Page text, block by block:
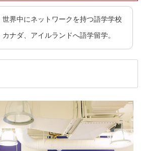
世界中にネットワークを持つ語学学校
ナダ、アイルランドへ語学留学。